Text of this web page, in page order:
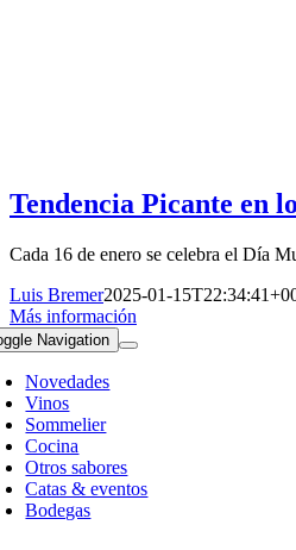
Tendencia Picante en
Cada 16 de enero se celebra el Día
Luis Bremer2025-01-
Más información
Navigation
Novedades
Vinos
Sommelier
Cocina
Otros sabores
Catas & eventos
Bodegas